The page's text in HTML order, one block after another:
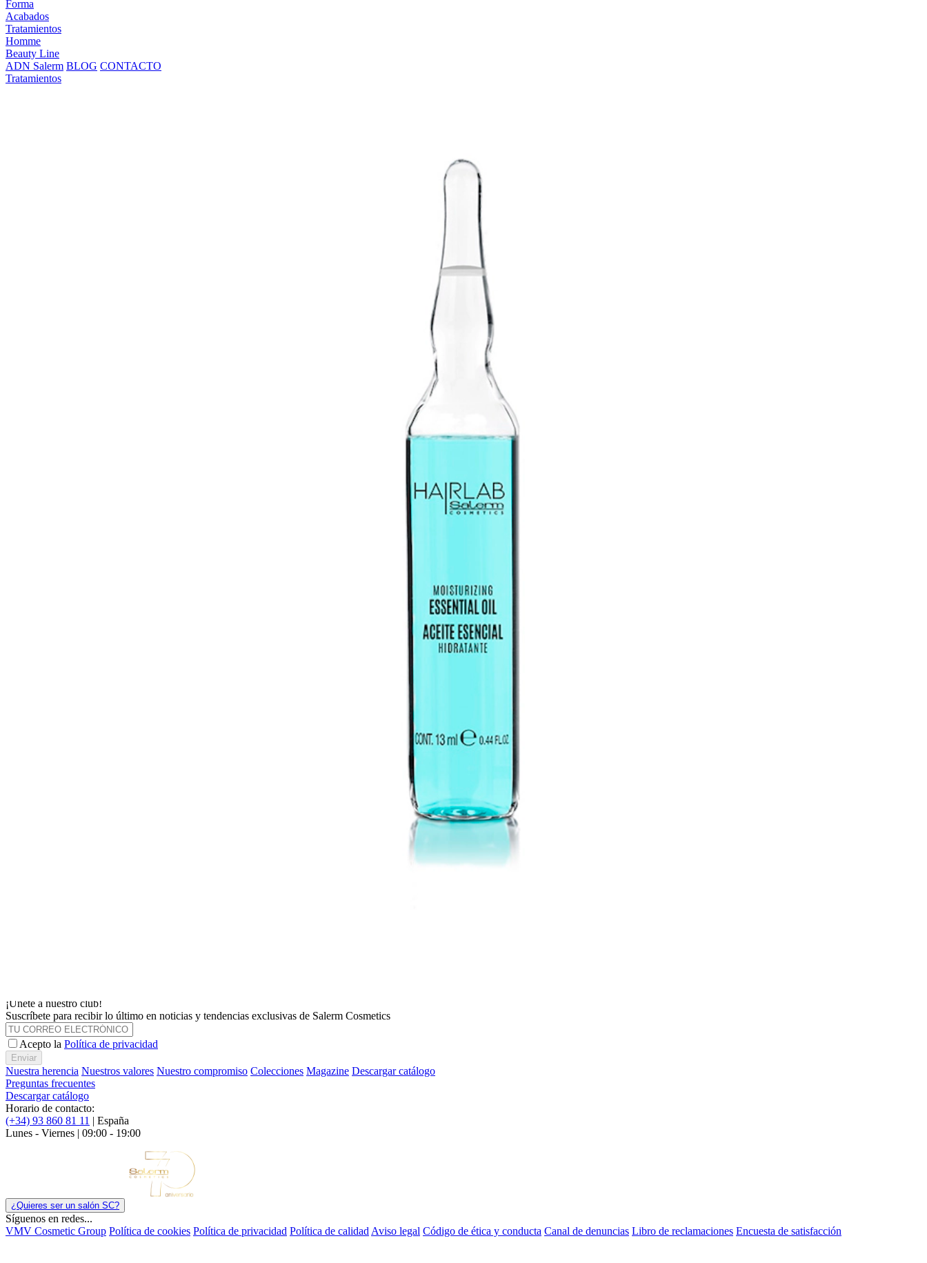
Forma
Acabados
Tratamientos
Homme
Beauty Line
ADN Salerm BLOG CONTACTO
Tratamientos
Tratamiento concentrado con proteínas de seda y glicerina que aporta hidratación y brillo
al cabello. Crea una capa protectora que protege el cabello y evita el encrespamiento.
¡Únete a nuestro club!
Suscríbete para recibir lo último en noticias y tendencias exclusivas de Salerm Cosmetics
Acepto la Política de privacidad
Enviar
Nuestra herencia Nuestros valores Nuestro compromiso Colecciones Magazine Descargar catálogo
Preguntas frecuentes
Descargar catálogo
Horario de contacto:
(+34) 93 860 81 11 | España
Lunes - Viernes | 09:00 - 19:00
¿Quieres ser un salón SC?
Síguenos en redes...
VMV Cosmetic Group Política de cookies Política de privacidad Política de calidadAviso legal Código de ética y conducta Canal de denuncias Libro de reclamaciones Encuesta de satisfacción